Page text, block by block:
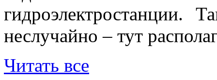
гидроэлектростанции.
неслучайно – тут
Читать все